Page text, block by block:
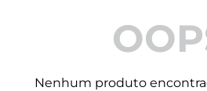
Nenhum produto